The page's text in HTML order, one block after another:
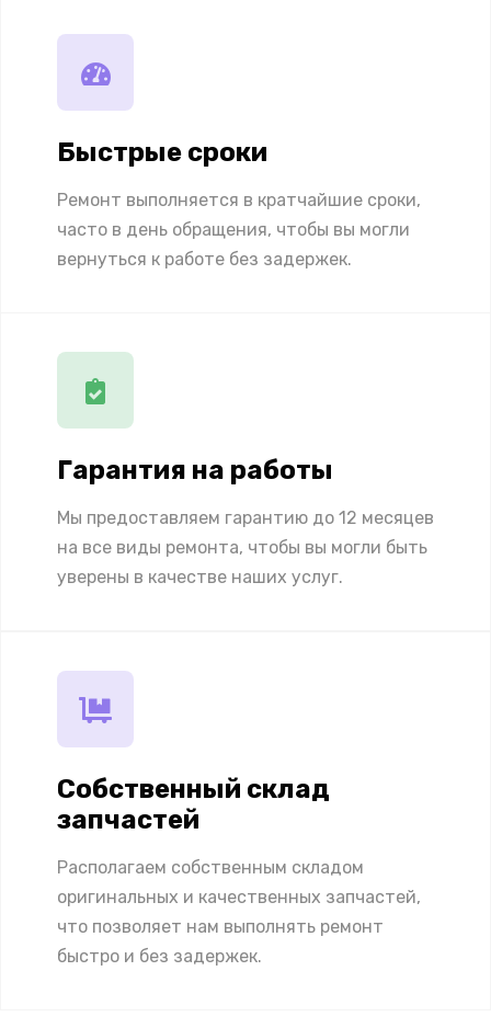
Быстрые сроки
Ремонт выполняется в кратчайшие сроки,
часто в день обращения, чтобы вы могли
вернуться к работе без задержек.
Гарантия на работы
Мы предоставляем гарантию до 12 месяцев
на все виды ремонта, чтобы вы могли быть
уверены в качестве наших услуг.
Собственный склад
запчастей
Располагаем собственным складом
оригинальных и качественных запчастей,
что позволяет нам выполнять ремонт
быстро и без задержек.